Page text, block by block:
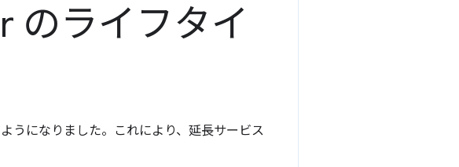
のライフタイ
うになりました。これにより、延長サービス